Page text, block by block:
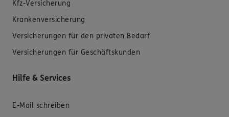
Kfz-Versicherung
Krankenversicherung
Versicherungen für den privaten Bedarf
Versicherungen für Geschäftskunden
Hilfe & Services
E-Mail schreiben